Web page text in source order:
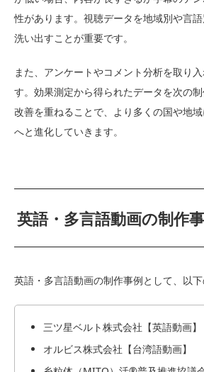
性があります。視聴データを地域別や言
洗い出すことが重要です。
また、アンケートやコメント分析を取り
す。効果測定から得られたデータを次の
改善を重ねることで、より多くの国や地
へと進化していきます。
英語・多言語動画の制作
英語・多言語動画の制作事例として、以下
三ツ星ベルト株式会社【英語動画】
オルビス株式会社【台湾語動画】